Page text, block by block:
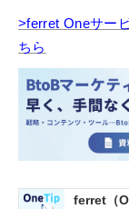
>ferret Oneサー
ちら
ferret（